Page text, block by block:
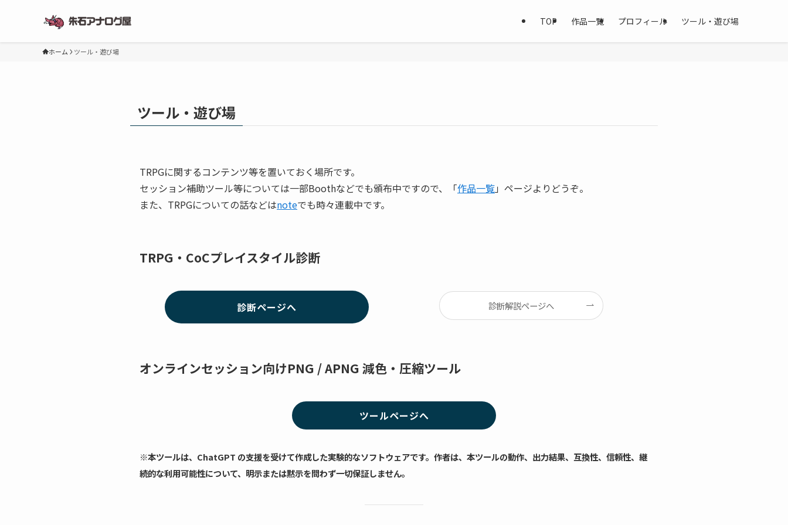
TOP 作品一覧 プロフィール ツール・遊び場
ホーム ツール・遊び場
ツール・遊び場
TRPGに関するコンテンツ等を置いておく場所です。
セッション補助ツール等については一部Boothなどでも頒布中ですので、「作品一覧」ページよりどうぞ。
また、TRPGについての話などはnoteでも時々連載中です。
TRPG・CoCプレイスタイル診断
診断ページへ 診断解説ページへ
オンラインセッション向けPNG / APNG 減色・圧縮ツール
ツールページへ
※本ツールは、ChatGPT の支援を受けて作成した実験的なソフトウェアです。作者は、本ツールの動作、出力結果、互換性、信頼性、継
続的な利用可能性について、明示または黙示を問わず一切保証しません。